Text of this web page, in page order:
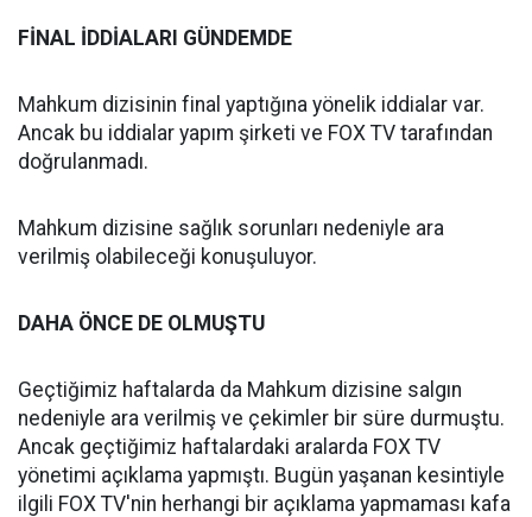
FİNAL İDDİALARI GÜNDEMDE
Mahkum dizisinin final yaptığına yönelik iddialar var.
Ancak bu iddialar yapım şirketi ve FOX TV tarafından
doğrulanmadı.
Mahkum dizisine sağlık sorunları nedeniyle ara
verilmiş olabileceği konuşuluyor.
DAHA ÖNCE DE OLMUŞTU
Geçtiğimiz haftalarda da Mahkum dizisine salgın
nedeniyle ara verilmiş ve çekimler bir süre durmuştu.
Ancak geçtiğimiz haftalardaki aralarda FOX TV
yönetimi açıklama yapmıştı. Bugün yaşanan kesintiyle
ilgili FOX TV'nin herhangi bir açıklama yapmaması kafa